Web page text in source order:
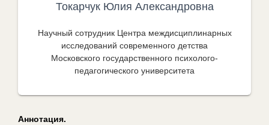
Токарчук Юлия Александровна
Научный сотрудник Центра междисциплинарных
исследований современного детства
Московского государственного психолого-
педагогического университета
Аннотация.